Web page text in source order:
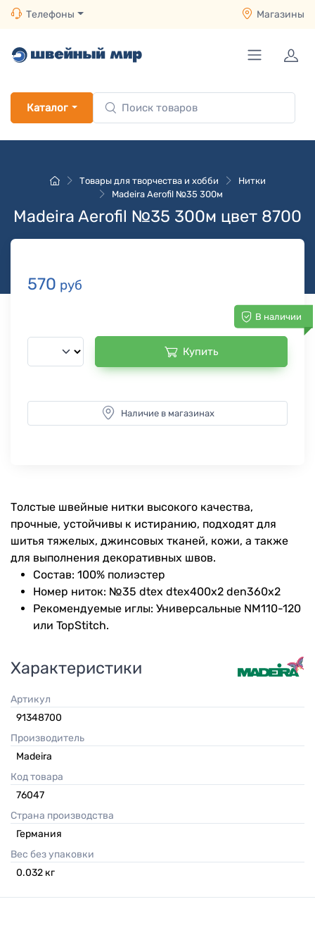
Телефоны Магазины
Каталог
Товары для творчества и хобби
Нитки
Madeira Aerofil №35 300м
Madeira Aerofil №35 300м цвет 8700
570 руб
В наличии
Купить
Наличие в магазинах
Толстые швейные нитки высокого качества,
прочные, устойчивы к истиранию, подходят для
шитья тяжелых, джинсовых тканей, кожи, а также
для выполнения декоративных швов.
Состав: 100% полиэстер
Номер ниток: №35 dtex dtex400x2 den360x2
Рекомендуемые иглы: Универсальные NM110-120
или TopStitch.
Характеристики
Артикул
91348700
Производитель
Madeira
Код товара
76047
Страна производства
Германия
Вес без упаковки
0.032 кг